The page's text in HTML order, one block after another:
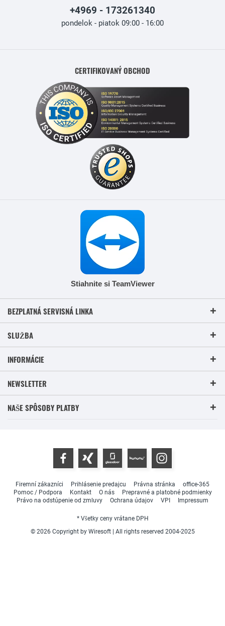
+4969 - 173261340
pondelok - piatok 09:00 - 16:00
CERTIFIKOVANÝ OBCHOD
Stiahnite si TeamViewer
BEZPLATNÁ SERVISNÁ LINKA
SLUŽBA
INFORMÁCIE
NEWSLETTER
NAŠE SPÔSOBY PLATBY
Firemní zákazníci Prihlásenie predajcu Právna stránka
office-365
Pomoc / Podpora
Kontakt O nás
Prepravné a platobné podmienky
Právo na odstúpenie od zmluvy
Ochrana údajov VPI Impressum
* Všetky ceny vrátane DPH
© 2026 Copyright by Wiresoft | All rights reserved 2004-2025